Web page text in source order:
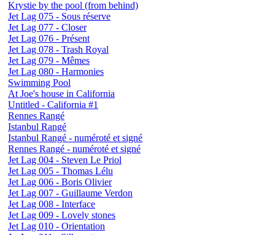
Krystie by the pool (from behind)
Jet Lag 075 - Sous réserve
Jet Lag 077 - Closer
Jet Lag 076 - Présent
Jet Lag 078 - Trash Royal
Jet Lag 079 - Mêmes
Jet Lag 080 - Harmonies
Swimming Pool
At Joe's house in California
Untitled - California #1
Rennes Rangé
Istanbul Rangé
Istanbul Rangé - numéroté et signé
Rennes Rangé - numéroté et signé
Jet Lag 004 - Steven Le Priol
Jet Lag 005 - Thomas Lélu
Jet Lag 006 - Boris Olivier
Jet Lag 007 - Guillaume Verdon
Jet Lag 008 - Interface
Jet Lag 009 - Lovely stones
Jet Lag 010 - Orientation